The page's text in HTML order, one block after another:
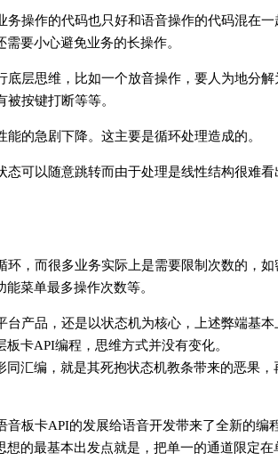
务操作的代码也只好和语音操作的代码混在
要小心避免业务的长操作。
底层思维，比如一个放音操作，要人为地分解
按键打断等等。
的急剧下降。这主要是循环处理造成的。
态可以随意跳转而由于处理是线性结构很难看
环，而很多业务实际上是需要限制次数的，
菜单最多操作次数等。
台产品，还是以状态机为核心，上述弊端基
卡API编程，思维方式并没有变化。
汇编，就是其死抱状态机教条带来的恶果，
音板卡API的发展给语音开发带来了全新的编
的最基本出发点就是，把单一的通道限定在